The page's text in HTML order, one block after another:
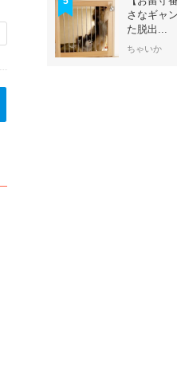
さなギャ
た脱出...
ちゃいか